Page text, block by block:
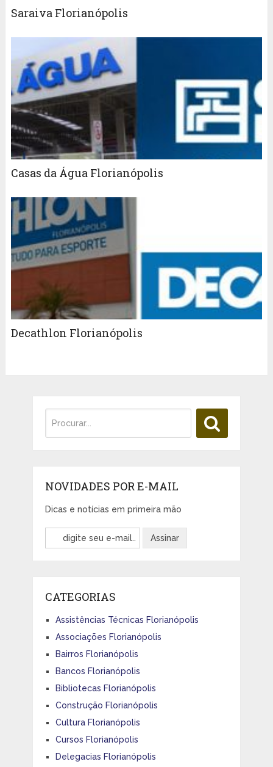
Saraiva Florianópolis
Casas da Água Florianópolis
Decathlon Florianópolis
NOVIDADES POR E-MAIL
Dicas e notícias em primeira mão
CATEGORIAS
Assistências Técnicas Florianópolis
Associações Florianópolis
Bairros Florianópolis
Bancos Florianópolis
Bibliotecas Florianópolis
Construção Florianópolis
Cultura Florianópolis
Cursos Florianópolis
Delegacias Florianópolis